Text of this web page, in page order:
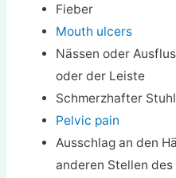
Fieber
Mouth ulcers
Nässen oder
oder der Leiste
Schmerzhafter
Pelvic pain
Ausschlag an den
anderen Stellen des